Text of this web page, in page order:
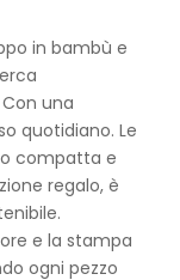
in bambù e
una
quotidiano. Le
compatta e
regalo, è
e la stampa
ogni pezzo